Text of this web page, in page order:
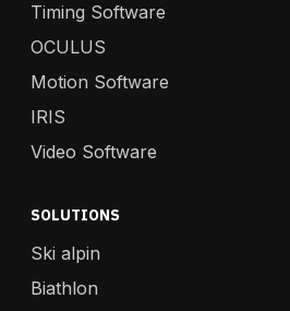
Timing Software
OCULUS
Motion Software
IRIS
Video Software
SOLUTIONS
Ski alpin
Biathlon